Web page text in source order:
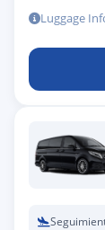
Luggage